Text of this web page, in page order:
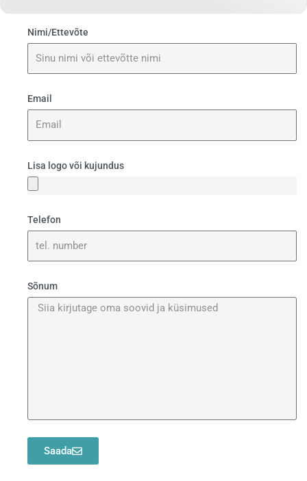
Nimi/Ettevõte
Email
Lisa logo või kujundus
Telefon
Sõnum
Saada